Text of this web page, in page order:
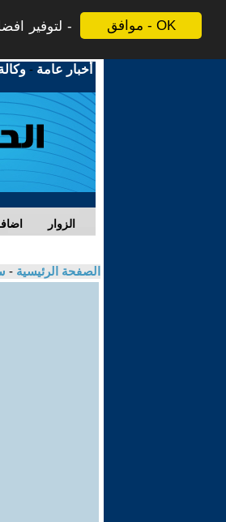
موافق - OK
لتوفير
أخبار عامة -
الزوار
الصفحة الرئيسية -